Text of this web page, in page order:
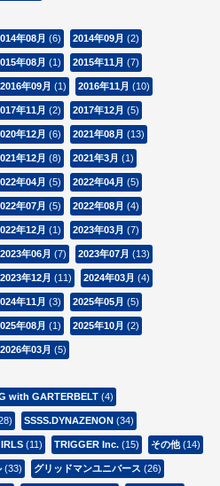
年08月 (6) 2014年09月 (2)
年08月 (1) 2015年11月 (7)
2016年09月 (1) 2016年11月 (10)
年11月 (2) 2017年12月 (5)
年12月 (6) 2021年08月 (13)
年12月 (8) 2021年3月 (1)
年04月 (5) 2022年04月 (5)
年07月 (5) 2022年08月 (4)
年12月 (1) 2023年03月 (7)
2023年06月 (7) 2023年07月 (13)
2023年12月 (11) 2024年03月 (4)
年11月 (3) 2025年05月 (5)
年08月 (1) 2025年10月 (2)
2026年03月 (5)
with GARTERBELT (4)
SSSS.DYNAZENON (34)
(11) TRIGGER Inc. (15) その他(14)
(33) グリッドマンユニバース (26)